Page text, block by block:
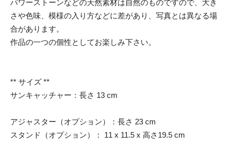
パワーストーンなどの天然素材は自然のものですので、大き
さや色味、模様の入り方などに差があり、写真とは異なる場
合があります。
作品の一つの個性としてお楽しみ下さい。
** サイズ **
サンキャッチャー：長さ 13 cm
アジャスター（オプション）：長さ 23 cm
スタンド（オプション）： 11 x 11.5 x 高さ19.5 cm